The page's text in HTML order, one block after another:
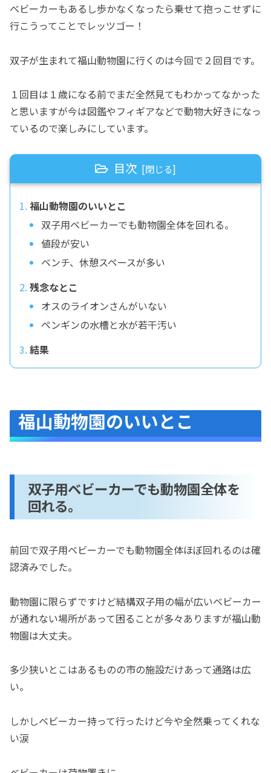
ベビーカーもあるし歩かなくなったら乗せて抱っこせずに
行こうってことでレッツゴー！
双子が生まれて福山動物園に行くのは今回で２回目です。
１回目は１歳になる前でまだ全然見てもわかってなかった
と思いますが今は図鑑やフィギアなどで動物大好きになっ
ているので楽しみにしています。
目次
福山動物園のいいとこ
双子用ベビーカーでも動物園全体を回れる。
値段が安い
ベンチ、休憩スペースが多い
残念なとこ
オスのライオンさんがいない
ペンギンの水槽と水が若干汚い
結果
福山動物園のいいとこ
双子用ベビーカーでも動物園全体を
回れる。
前回で双子用ベビーカーでも動物園全体ほぼ回れるのは確
認済みでした。
動物園に限らずですけど結構双子用の幅が広いベビーカー
が通れない場所があって困ることが多々ありますが福山動
物園は大丈夫。
多少狭いとこはあるものの市の施設だけあって通路は広
い。
しかしベビーカー持って行ったけど今や全然乗ってくれな
い涙